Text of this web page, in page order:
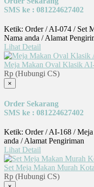
SMS ke : 081224627402
Ketik: Order / AI-074 / Set
Nama anda / Alamat
Lihat Detail
Meja Makan Oval Klasik
Rp (Hubungi CS)
×
Order Sekarang
SMS ke : 081224627402
Ketik: Order / AI-168 /
anda / Alamat Pengiriman
Lihat Detail
Set Meja Makan Murah
Rp (Hubungi CS)